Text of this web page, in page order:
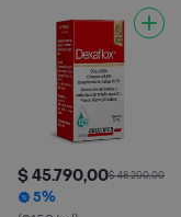
$ 45.790,00$ 48.200,00
5%